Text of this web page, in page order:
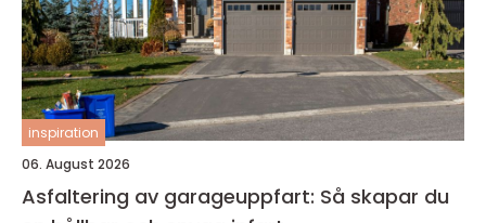
inspiration
06. August 2026
Asfaltering av garageuppfart: Så skapar du